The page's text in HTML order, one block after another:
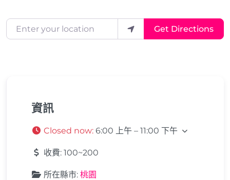
Enter your location Get Directions
資訊
Closed now: 6:00 上午 – 11:00 下午
收費: 100~200
所在縣市: 桃園